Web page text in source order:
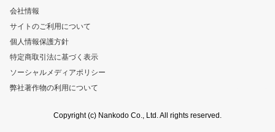
会社情報
サイトのご利用について
個人情報保護方針
特定商取引法に基づく表示
ソーシャルメディアポリシー
弊社著作物の利用について
Copyright (c) Nankodo Co., Ltd. All rights reserved.